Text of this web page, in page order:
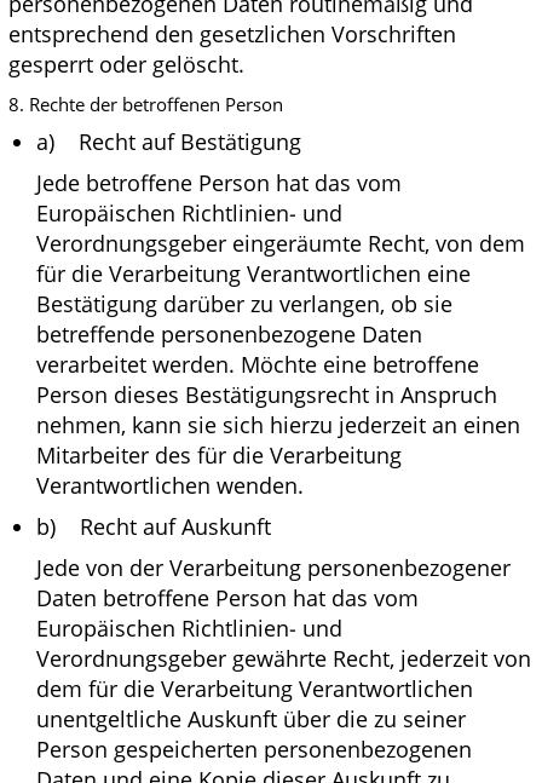
entsprechend den gesetzlichen Vorschriften
gesperrt oder gelöscht.
8. Rechte der betroffenen Person
a) Recht auf Bestätigung
Jede betroffene Person hat das vom
Europäischen Richtlinien- und
Verordnungsgeber eingeräumte Recht, von dem
für die Verarbeitung Verantwortlichen eine
Bestätigung darüber zu verlangen, ob sie
betreffende personenbezogene Daten
verarbeitet werden. Möchte eine betroffene
Person dieses Bestätigungsrecht in Anspruch
nehmen, kann sie sich hierzu jederzeit an einen
Mitarbeiter des für die Verarbeitung
Verantwortlichen wenden.
b) Recht auf Auskunft
Jede von der Verarbeitung personenbezogener
Daten betroffene Person hat das vom
Europäischen Richtlinien- und
Verordnungsgeber gewährte Recht, jederzeit von
dem für die Verarbeitung Verantwortlichen
unentgeltliche Auskunft über die zu seiner
Person gespeicherten personenbezogenen